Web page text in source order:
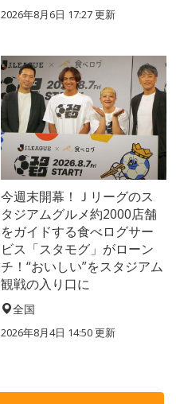
2026年8月6日 17:27更新
今週末開幕！Ｊリーグのス
タジアムグルメ約2000店舗
をガイドする食べログサー
ビス「スタモグ」がローン
チ！“おいしい”をスタジアム
観戦の入り口に
全国
2026年8月4日 14:50更新